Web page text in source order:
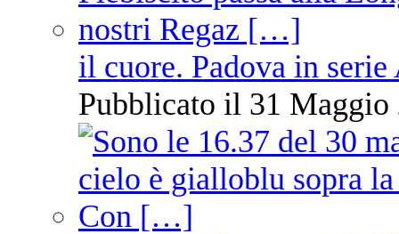
il cuore. Padova in serie
Pubblicato il 31 Maggio